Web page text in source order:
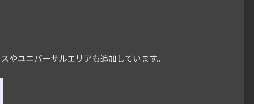
やユニバーサルエリアも追加しています。